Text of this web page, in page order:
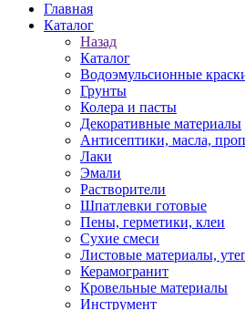
Главная
Каталог
Назад
Каталог
Водоэмульсионные
Грунты
Колера и пасты
Декоративные материалы
Антисептики, масла,
Лаки
Эмали
Растворители
Шпатлевки готовые
Пены, герметики, клеи
Сухие смеси
Листовые материалы,
Керамогранит
Кровельные материалы
Инструмент